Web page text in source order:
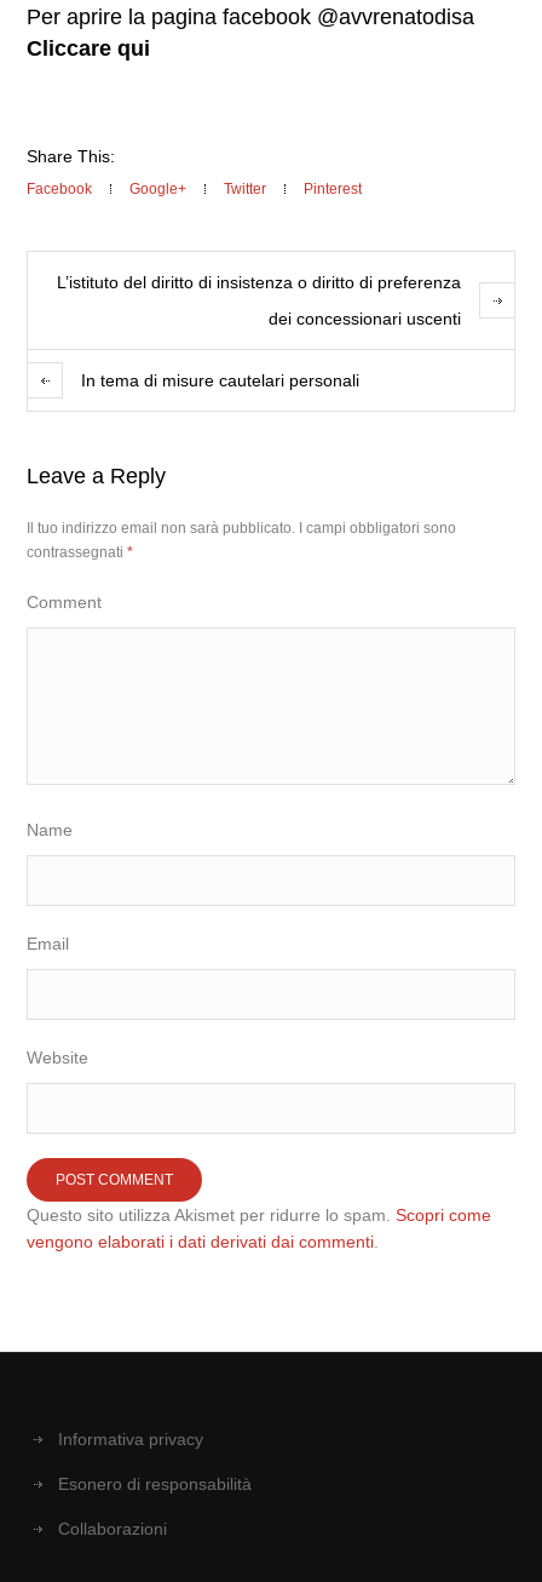
Per aprire la pagina facebook @avvrenatodisa
Cliccare qui
Share This:
Facebook Google+ Twitter Pinterest
L’istituto del diritto di insistenza o diritto di preferenza
dei concessionari uscenti
In tema di misure cautelari personali
Leave a Reply
Il tuo indirizzo email non sarà pubblicato.
I campi obbligatori sono
contrassegnati*
Comment
Name
Email
Website
Questo sito utilizza Akismet per ridurre lo spam.Scopri come
vengono elaborati i dati derivati dai commenti
Informativa privacy
Esonero di responsabilità
Collaborazioni